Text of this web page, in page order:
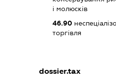
і молюсків
46.90
торгівля
dossier.tax